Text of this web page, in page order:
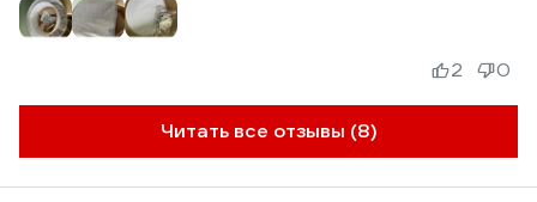
Читать все отзывы (8)
2 0